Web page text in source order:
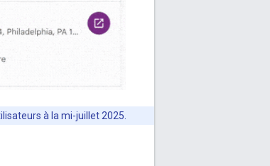
à la mi-juillet 2025.